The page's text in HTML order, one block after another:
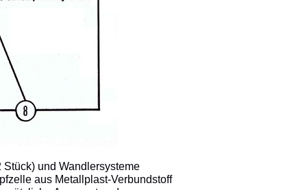
und Wandlersysteme
aus Metallplast-Verbundstoff